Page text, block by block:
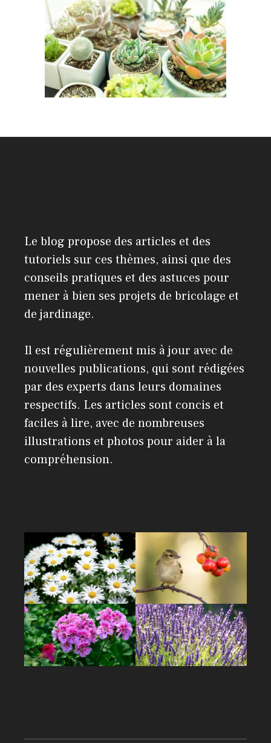
Le blog propose des articles et des
tutoriels sur ces thèmes, ainsi que des
conseils pratiques et des astuces pour
mener à bien ses projets de bricolage et
de jardinage.
Il est régulièrement mis à jour avec de
nouvelles publications, qui sont rédigées
par des experts dans leurs domaines
respectifs. Les articles sont concis et
faciles à lire, avec de nombreuses
illustrations et photos pour aider à la
compréhension.